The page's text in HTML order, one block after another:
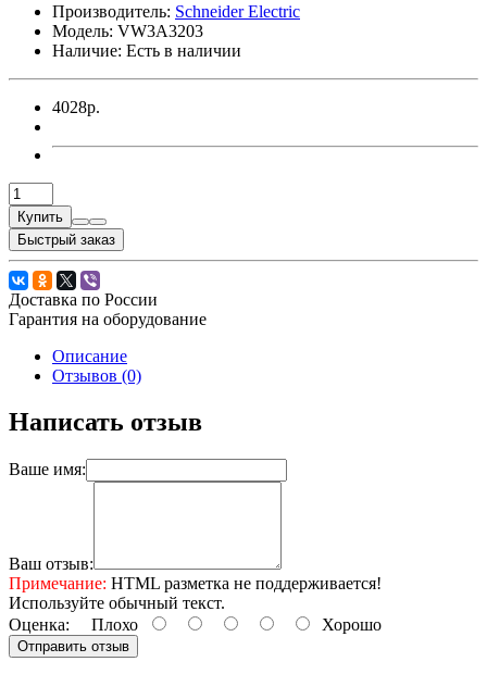
Производитель: Sсhneider Electric
Модель: VW3A3203
Наличие: Есть в наличии
4028р.
Купить
Быстрый заказ
Доставка по России
Гарантия на оборудование
Описание
Отзывов (0)
Написать отзыв
Ваше имя:
Ваш отзыв:
Примечание: HTML разметка не поддерживается!
Используйте обычный текст.
Оценка: Плохо Хорошо
Отправить отзыв